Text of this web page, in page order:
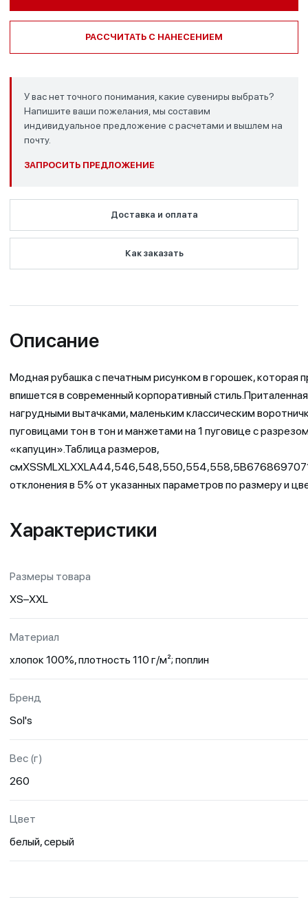
РАССЧИТАТЬ С НАНЕСЕНИЕМ
У вас нет точного понимания, какие сувениры выбрать?
Напишите ваши пожелания, мы составим
индивидуальное предложение с расчетами и вышлем на
почту.
ЗАПРОСИТЬ ПРЕДЛОЖЕНИЕ
Доставка и оплата
Как заказать
Описание
Модная рубашка с печатным рисунком в горошек, которая
впишется в современный корпоративный
нагрудными вытачками, маленьким классическим
пуговицами тон в тон и манжетами на 1 пуговице с
«капуцин».Таблица размеров,
отклонения в 5% от указанных параметров по размеру и
Характеристики
Размеры товара
XS–XXL
Материал
хлопок 100%, плотность 110 г/м²; поплин
Бренд
Sol's
Вес (г)
260
Цвет
белый, серый